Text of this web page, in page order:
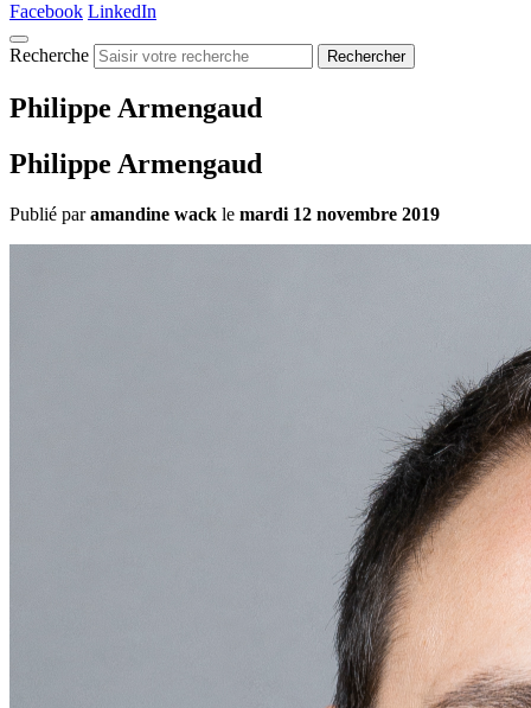
Facebook LinkedIn
Recherche Rechercher
Philippe Armengaud
Philippe Armengaud
Publié paramandine wack le mardi 12 novembre 2019